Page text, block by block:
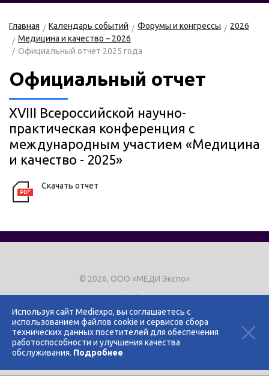
Используя сайт Mediexpo, вы соглашаетесь с
использованием файлов cookie и сервисов сбора
технических данных посетителей для обеспечения
работоспособности и улучшения качества
обслуживания. Подробнее
Главная Календарь событий Форумы и конгрессы
2026
Медицина и качество – 2026
Официальный отчет 2025 года
Официальный отчет
XVIII Всероссийской научно-
практическая конференция c
международным участием «Медицина
и качество - 2025»
Скачать отчет
© 2026, ООО «МЕДИ Экспо»
Тел.+7 (495) 721-8866
E-mail:expo@mediexpo.ru
Контакты
Политика использования cookies
Политика конфиденциальности